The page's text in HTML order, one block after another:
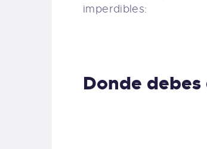
imperdibles:
Donde